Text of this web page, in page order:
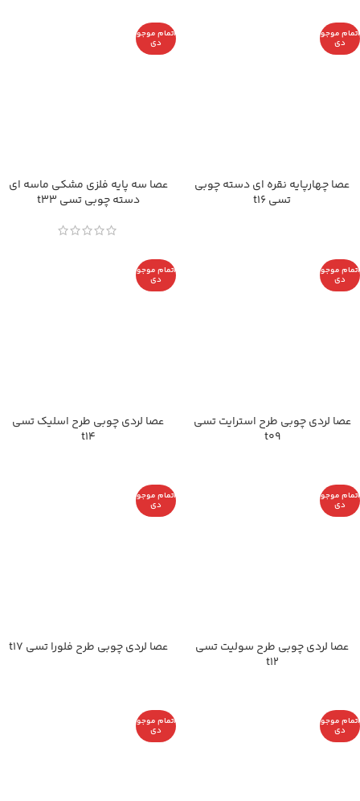
اتمام موجو
دی
عصا چهارپایه نقره ای دسته چوبی
تسی t16
اتمام موجو
دی
عصا سه پایه فلزی مشکی ماسه ای
دسته چوبی تسی t33
اتمام موجو
دی
عصا لردی چوبی طرح استرایت تسی
t09
اتمام موجو
دی
عصا لردی چوبی طرح اسلیک تسی
t14
اتمام موجو
دی
عصا لردی چوبی طرح سولیت تسی
t12
اتمام موجو
دی
عصا لردی چوبی طرح فلورا تسی t17
اتمام موجو
دی
اتمام موجو
دی